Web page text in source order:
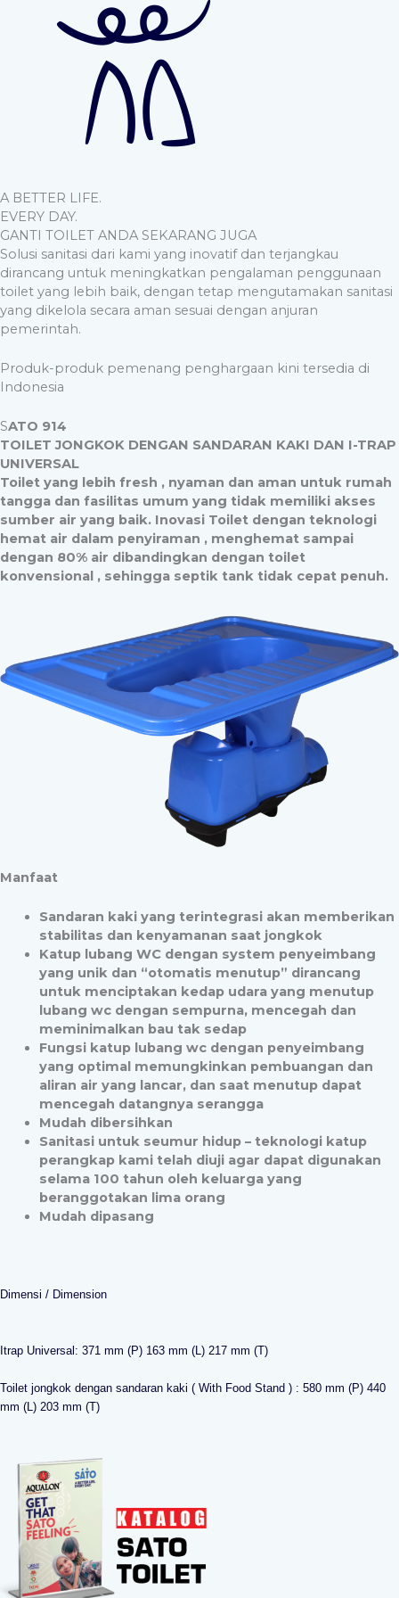
A BETTER LIFE.
EVERY DAY.
GANTI TOILET ANDA SEKARANG JUGA
Solusi sanitasi dari kami yang inovatif dan terjangkau
dirancang untuk meningkatkan pengalaman penggunaan
toilet yang lebih baik, dengan tetap mengutamakan sanitasi
yang dikelola secara aman sesuai dengan anjuran
pemerintah.
Produk-produk pemenang penghargaan kini tersedia di
Indonesia
SATO 914
TOILET JONGKOK DENGAN SANDARAN KAKI DAN I-TRAP
UNIVERSAL
Toilet yang lebih fresh , nyaman dan aman untuk rumah
tangga dan fasilitas umum yang tidak memiliki akses
sumber air yang baik. Inovasi Toilet dengan teknologi
hemat air dalam penyiraman , menghemat sampai
dengan 80% air dibandingkan dengan toilet
konvensional , sehingga septik tank tidak cepat penuh.
Manfaat
Sandaran kaki yang terintegrasi akan memberikan
stabilitas dan kenyamanan saat jongkok
Katup lubang WC dengan system penyeimbang
yang unik dan “otomatis menutup” dirancang
untuk menciptakan kedap udara yang menutup
lubang wc dengan sempurna, mencegah dan
meminimalkan bau tak sedap
Fungsi katup lubang wc dengan penyeimbang
yang optimal memungkinkan pembuangan dan
aliran air yang lancar, dan saat menutup dapat
mencegah datangnya serangga
Mudah dibersihkan
Sanitasi untuk seumur hidup – teknologi katup
perangkap kami telah diuji agar dapat digunakan
selama 100 tahun oleh keluarga yang
beranggotakan lima orang
Mudah dipasang
Dimensi / Dimension
Itrap Universal: 371 mm (P) 163 mm (L) 217 mm (T)
Toilet jongkok dengan sandaran kaki ( With Food Stand ) : 580 mm (P) 440
mm (L) 203 mm (T)